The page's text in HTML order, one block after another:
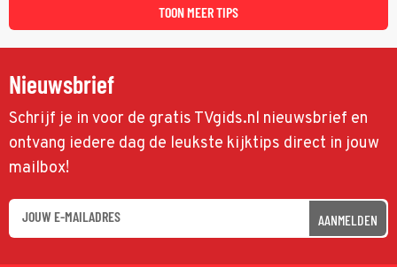
TOON MEER TIPS
Nieuwsbrief
Schrijf je in voor de gratis TVgids.nl nieuwsbrief en
ontvang iedere dag de leukste kijktips direct in jouw
mailbox!
AANMELDEN